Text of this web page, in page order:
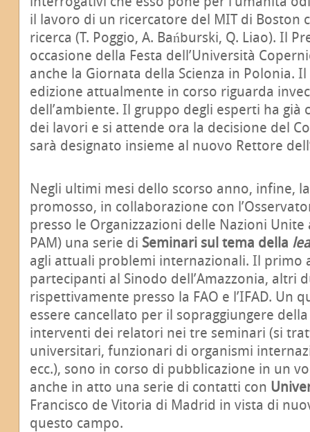
il lavoro di un ricercatore del MIT di Boston
ricerca (T. Poggio, A. Bańburski, Q. Liao). Il
occasione della Festa dell’Università
anche la Giornata della Scienza in Polonia.
edizione attualmente in corso riguarda
dell’ambiente. Il gruppo degli esperti ha già
dei lavori e si attende ora la decisione del
sarà designato insieme al nuovo Rettore
Negli ultimi mesi dello scorso anno, infine,
promosso, in collaborazione con
presso le Organizzazioni delle Nazioni Unite
PAM) una serie di Seminari sul tema della
agli attuali problemi internazionali. Il primo
partecipanti al Sinodo dell’Amazzonia, altri
rispettivamente presso la FAO e l’IFAD. Un
essere cancellato per il sopraggiungere
interventi dei relatori nei tre seminari (si
universitari, funzionari di organismi
ecc.), sono in corso di pubblicazione in un
anche in atto una serie di contatti con
Francisco de Vitoria di Madrid in vista di
questo campo.